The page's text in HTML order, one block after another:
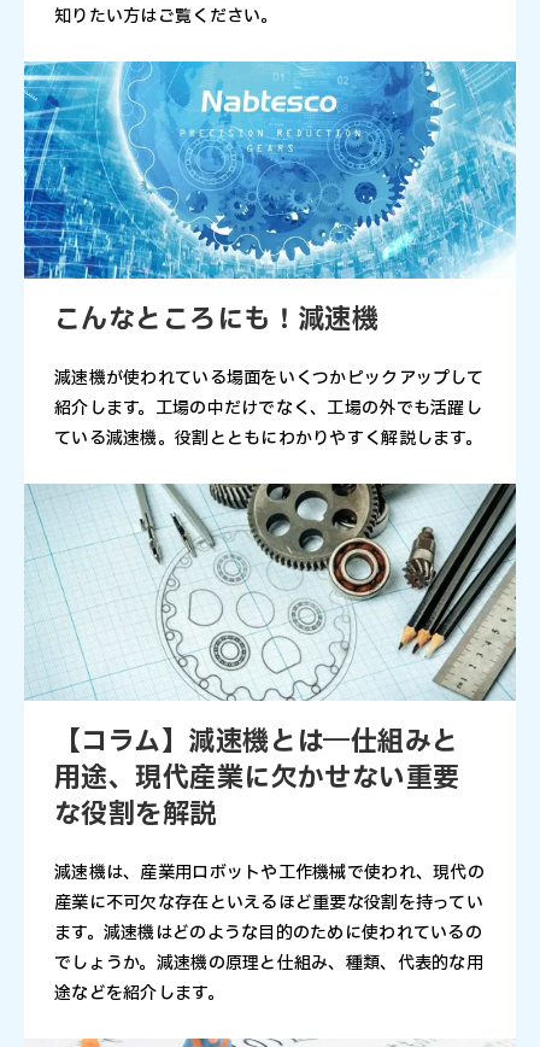
知りたい方はご覧ください。
こんなところにも！減速機
減速機が使われている場面をいくつかピックアップして
紹介します。工場の中だけでなく、工場の外でも活躍し
ている減速機。役割とともにわかりやすく解説します。
【コラム】減速機とは―仕組みと
用途、現代産業に欠かせない重要
な役割を解説
減速機は、産業用ロボットや工作機械で使われ、現代の
産業に不可欠な存在といえるほど重要な役割を持ってい
ます。減速機はどのような目的のために使われているの
でしょうか。減速機の原理と仕組み、種類、代表的な用
途などを紹介します。